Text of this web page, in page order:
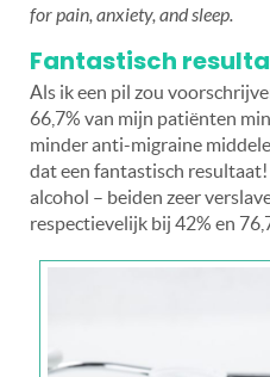
for pain, anxiety, and sleep.
Fantastisch
Als ik een pil zou
66,7% van mijn patiënten
minder anti-migraine
dat een fantastisch resultaat!
alcohol – beiden zeer
respectievelijk bij 42% en